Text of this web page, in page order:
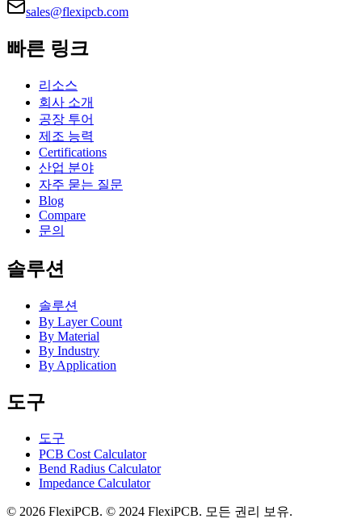
sales@flexipcb.com
빠른 링크
리소스
회사 소개
공장 투어
제조 능력
Certifications
산업 분야
자주 묻는 질문
Blog
Compare
문의
솔루션
솔루션
By Layer Count
By Material
By Industry
By Application
도구
도구
PCB Cost Calculator
Bend Radius Calculator
Impedance Calculator
© 2026 FlexiPCB. © 2024 FlexiPCB. 모든 권리 보유.